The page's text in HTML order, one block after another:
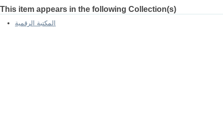
This item appears in the following Collection(s)
المكتبة الرقمية